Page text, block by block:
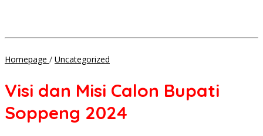
Homepage / Uncategorized
Calon
Soppeng
Visi dan Misi Calon Bupati
Soppeng 2024